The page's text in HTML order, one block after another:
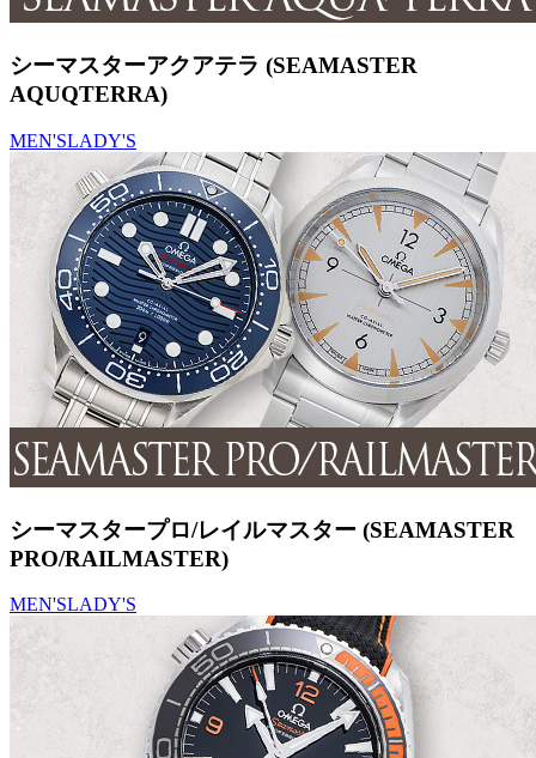
シーマスターアクアテラ (SEAMASTER
AQUQTERRA)
MEN'SLADY'S
シーマスタープロ/レイルマスター (SEAMASTER
PRO/RAILMASTER)
MEN'SLADY'S